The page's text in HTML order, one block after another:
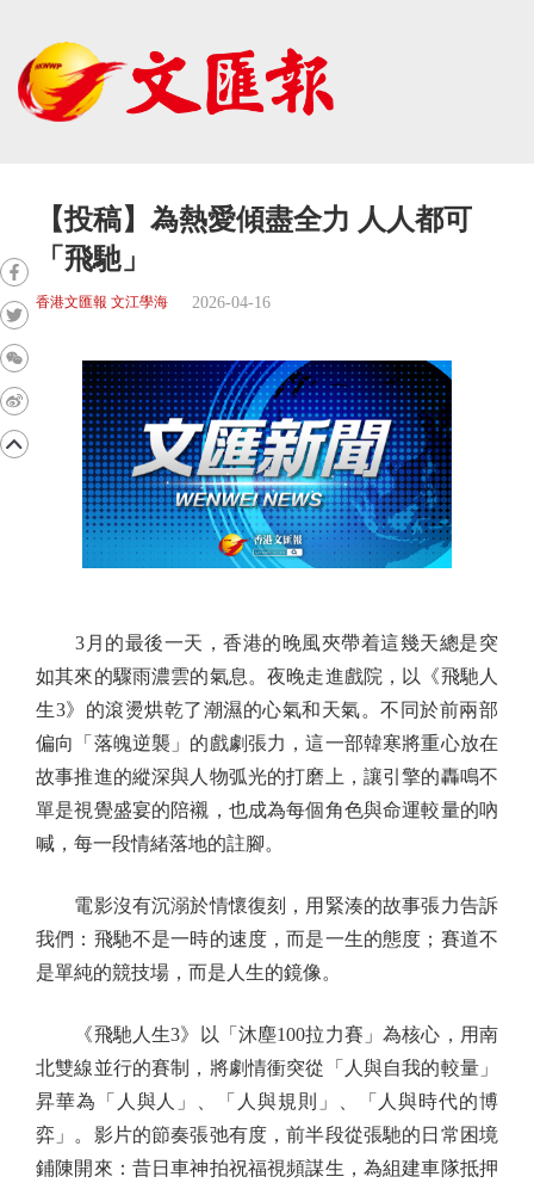
【投稿】為熱愛傾盡全力 人人都可
「飛馳」
香港文匯報 文江學海 2026-04-16
3月的最後一天，香港的晚風夾帶着這幾天總是突
如其來的驟雨濃雲的氣息。夜晚走進戲院，以《飛馳人
生3》的滾燙烘乾了潮濕的心氣和天氣。不同於前兩部
偏向「落魄逆襲」的戲劇張力，這一部韓寒將重心放在
故事推進的縱深與人物弧光的打磨上，讓引擎的轟鳴不
單是視覺盛宴的陪襯，也成為每個角色與命運較量的吶
喊，每一段情緒落地的註腳。
電影沒有沉溺於情懷復刻，用緊湊的故事張力告訴
我們：飛馳不是一時的速度，而是一生的態度；賽道不
是單純的競技場，而是人生的鏡像。
《飛馳人生3》以「沐塵100拉力賽」為核心，用南
北雙線並行的賽制，將劇情衝突從「人與自我的較量」
昇華為「人與人」、「人與規則」、「人與時代的博
弈」。影片的節奏張弛有度，前半段從張馳的日常困境
鋪陳開來：昔日車神拍祝福視頻謀生，為組建車隊抵押